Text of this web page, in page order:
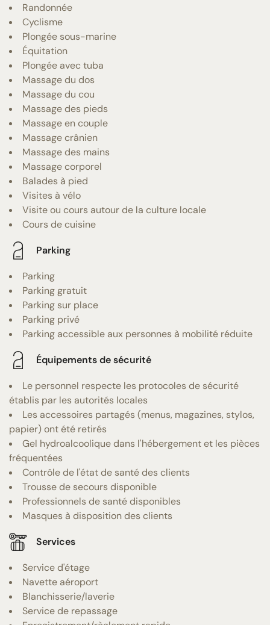
Randonnée
Cyclisme
Plongée sous-marine
Équitation
Plongée avec tuba
Massage du dos
Massage du cou
Massage des pieds
Massage en couple
Massage crânien
Massage des mains
Massage corporel
Balades à pied
Visites à vélo
Visite ou cours autour de la culture locale
Cours de cuisine
Parking
Parking
Parking gratuit
Parking sur place
Parking privé
Parking accessible aux personnes à mobilité réduite
Équipements de sécurité
Le personnel respecte les protocoles de sécurité
établis par les autorités locales
Les accessoires partagés (menus, magazines, stylos,
papier) ont été retirés
Gel hydroalcoolique dans l'hébergement et les pièces
fréquentées
Contrôle de l'état de santé des clients
Trousse de secours disponible
Professionnels de santé disponibles
Masques à disposition des clients
Services
Service d'étage
Navette aéroport
Blanchisserie/laverie
Service de repassage